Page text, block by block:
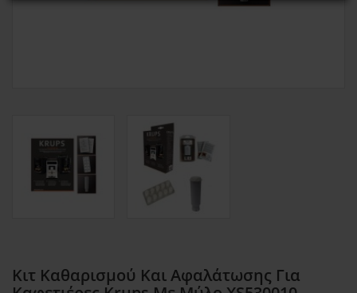
Κιτ Καθαρισμού Και Αφαλάτωσης Για